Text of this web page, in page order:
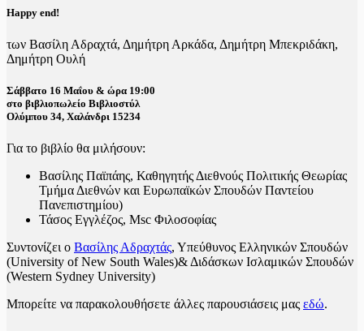
Happy end!
των Βασίλη Αδραχτά, Δημήτρη Αρκάδα, Δημήτρη Μπεκριδάκη,
Δημήτρη Ουλή
Σάββατο 16 Μαΐου & ώρα 19:00
στο βιβλιοπωλείο Βιβλιοστύλ
Ολύμπου 34, Χαλάνδρι 15234
Για το βιβλίο θα μιλήσουν:
Βασίλης Παϊπάης, Καθηγητής Διεθνούς Πολιτικής Θεωρίας
Τμήμα Διεθνών και Ευρωπαϊκών Σπουδών Παντείου
Πανεπιστημίου)
Τάσος Εγγλέζος, Msc Φιλοσοφίας
Συντονίζει ο Βασίλης Αδραχτάς, Υπεύθυνος Ελληνικών Σπουδών
(University of New South Wales)& Διδάσκων Ισλαμικών Σπουδών
(Western Sydney University)
Μπορείτε να παρακολουθήσετε άλλες παρουσιάσεις μας εδώ.